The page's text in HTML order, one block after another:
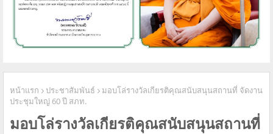
หน้าแรก ประชาสัมพันธ์
มอบ​โล่รางวัลเกียรติคุณสนับสนุนสถานที่ จัดงาน
ประชุมใหญ่ 60 ปี สภท.
มอบ​โล่รางวัลเกียรติคุณสนับสนุนสถานที่